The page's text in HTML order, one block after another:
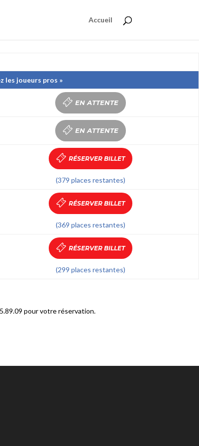
Accueil
les joueurs pros »
EN ATTENTE
EN ATTENTE
RÉSERVER BILLET
(379 places restantes)
RÉSERVER BILLET
(369 places restantes)
RÉSERVER BILLET
(299 places restantes)
pour votre réservation.